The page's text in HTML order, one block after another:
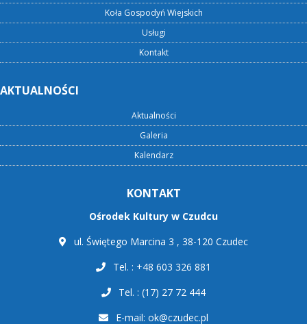
Koła Gospodyń Wiejskich
Usługi
Kontakt
AKTUALNOŚCI
Aktualności
Galeria
Kalendarz
KONTAKT
Ośrodek Kultury w Czudcu
ul. Świętego Marcina 3 , 38-120 Czudec
Tel. : +48 603 326 881
Tel. : (17) 27 72 444
E-mail: ok@czudec.pl